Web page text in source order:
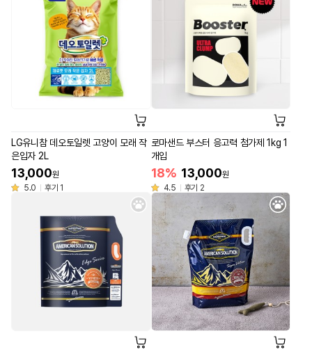
LG유니참 데오토일렛 고양이 모래 작
은입자 2L
13,000원
5.0
후기 1
로마샌드 부스터 응고력 첨가제 1kg 1
개입
18% 13,000원
4.5
후기 2